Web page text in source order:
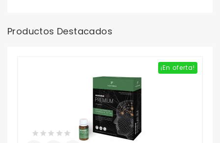
Productos Destacados
¡En oferta!